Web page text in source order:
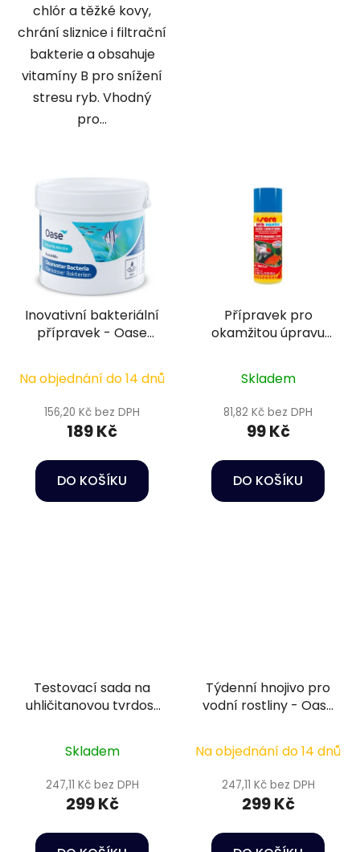
chlór a těžké kovy,
chrání sliznice i filtrační
bakterie a obsahuje
vitamíny B pro snížení
stresu ryb. Vhodný
pro...
Inovativní bakteriální
přípravek - Oase
Bacteria 100 g
Na objednání do 14 dnů
156,20 Kč bez DPH
189 Kč
DO KOŠÍKU
Přípravek pro
okamžitou úpravu
50 ml
Skladem
81,82 Kč bez DPH
99 Kč
DO KOŠÍKU
Testovací sada na
uhličitanovou tvrdost
Skladem
247,11 Kč bez DPH
299 Kč
Týdenní hnojivo pro
vodní rostliny - Oase
Fertilizer 250 ml
Na objednání do 14 dnů
247,11 Kč bez DPH
299 Kč